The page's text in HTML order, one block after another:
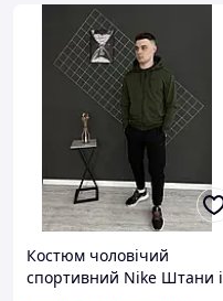
Костюм чоловічий
спортивний Nike Штани і